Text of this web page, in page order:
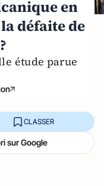
en
défaite de
étude parue
CLASSER
sur Google